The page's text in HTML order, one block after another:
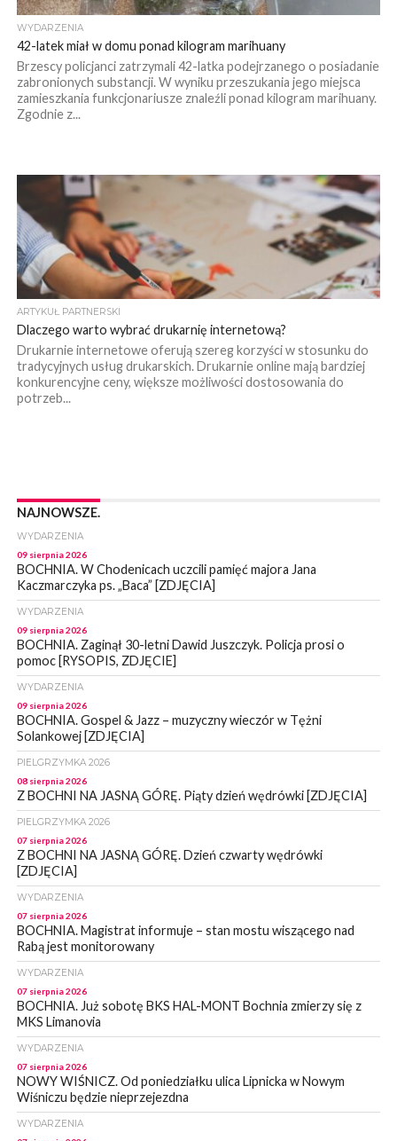
WYDARZENIA
42-latek miał w domu ponad kilogram marihuany
Brzescy policjanci zatrzymali 42-latka podejrzanego o posiadanie
zabronionych substancji. W wyniku przeszukania jego miejsca
zamieszkania funkcjonariusze znaleźli ponad kilogram marihuany.
Zgodnie z...
ARTYKUŁ PARTNERSKI
Dlaczego warto wybrać drukarnię internetową?
Drukarnie internetowe oferują szereg korzyści w stosunku do
tradycyjnych usług drukarskich. Drukarnie online mają bardziej
konkurencyjne ceny, większe możliwości dostosowania do
potrzeb...
NAJNOWSZE.
WYDARZENIA
09 sierpnia 2026
BOCHNIA. W Chodenicach uczcili pamięć majora Jana
Kaczmarczyka ps. „Baca” [ZDJĘCIA]
WYDARZENIA
09 sierpnia 2026
BOCHNIA. Zaginął 30-letni Dawid Juszczyk. Policja prosi o
pomoc [RYSOPIS, ZDJĘCIE]
WYDARZENIA
09 sierpnia 2026
BOCHNIA. Gospel & Jazz – muzyczny wieczór w Tężni
Solankowej [ZDJĘCIA]
PIELGRZYMKA 2026
08 sierpnia 2026
Z BOCHNI NA JASNĄ GÓRĘ. Piąty dzień wędrówki [ZDJĘCIA]
PIELGRZYMKA 2026
07 sierpnia 2026
Z BOCHNI NA JASNĄ GÓRĘ. Dzień czwarty wędrówki
[ZDJĘCIA]
WYDARZENIA
07 sierpnia 2026
BOCHNIA. Magistrat informuje – stan mostu wiszącego nad
Rabą jest monitorowany
WYDARZENIA
07 sierpnia 2026
BOCHNIA. Już sobotę BKS HAL-MONT Bochnia zmierzy się z
MKS Limanovia
WYDARZENIA
07 sierpnia 2026
NOWY WIŚNICZ. Od poniedziałku ulica Lipnicka w Nowym
Wiśniczu będzie nieprzejezdna
WYDARZENIA